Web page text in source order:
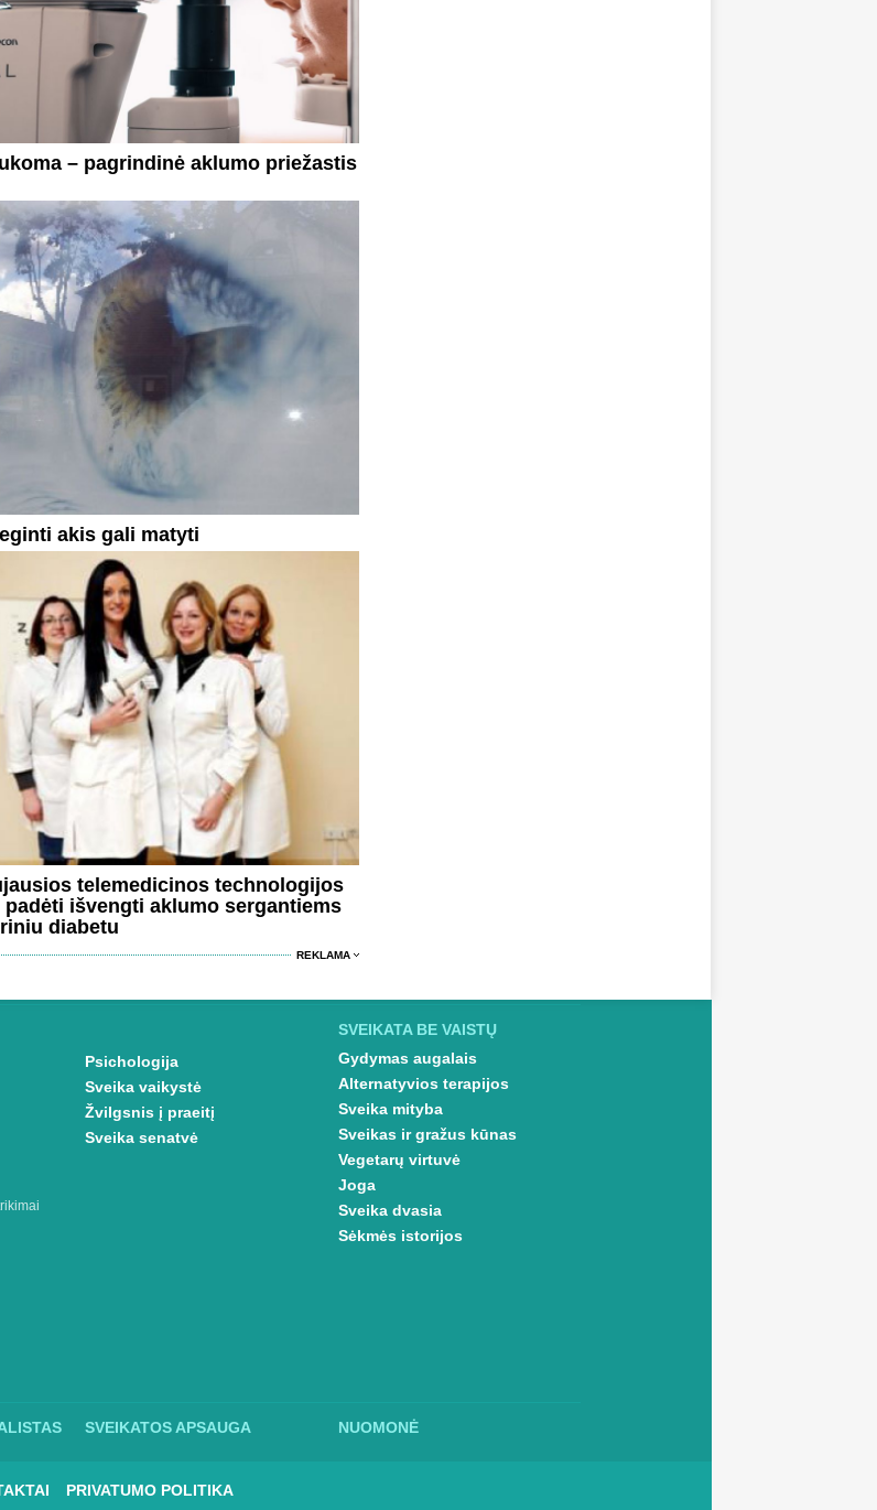
– pagrindinė aklumo priežastis
akis gali matyti
telemedicinos technologijos
padėti išvengti aklumo sergantiems
diabetu
REKLAMA
Psichologija
Sveika vaikystė
Žvilgsnis į praeitį
Sveika senatvė
SVEIKATA BE VAISTŲ
Gydymas augalais
Alternatyvios terapijos
Sveika mityba
Sveikas ir gražus kūnas
Vegetarų virtuvė
Joga
Sveika dvasia
Sėkmės istorijos
SVEIKATOS APSAUGA NUOMONĖ
PRIVATUMO POLITIKA